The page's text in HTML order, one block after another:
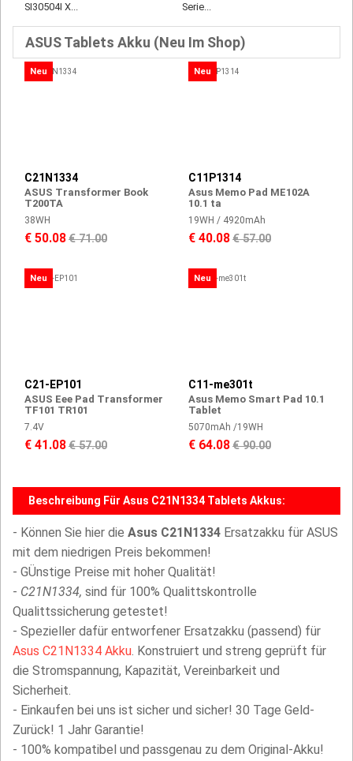
SI30504I X... Serie...
ASUS Tablets Akku (Neu Im Shop)
Neu
C21N1334
ASUS Transformer Book
T200TA
38WH
€ 50.08€ 71.00
Neu
C11P1314
Asus Memo Pad ME102A
10.1 ta
19WH / 4920mAh
€ 40.08€ 57.00
Neu
C21-EP101
ASUS Eee Pad Transformer
TF101 TR101
7.4V
€ 41.08€ 57.00
Neu
C11-me301t
Asus Memo Smart Pad 10.1
Tablet
5070mAh /19WH
€ 64.08€ 90.00
Beschreibung Für Asus C21N1334 Tablets Akkus:
- Können Sie hier die Asus C21N1334 Ersatzakku für ASUS
mit dem niedrigen Preis bekommen!
- GÜnstige Preise mit hoher Qualität!
- C21N1334, sind für 100% Qualittskontrolle
Qualittssicherung getestet!
- Spezieller dafür entworfener Ersatzakku (passend) für
Asus C21N1334 Akku. Konstruiert und streng geprüft für
die Stromspannung, Kapazität, Vereinbarkeit und
Sicherheit.
- Einkaufen bei uns ist sicher und sicher! 30 Tage Geld-
Zurück! 1 Jahr Garantie!
- 100% kompatibel und passgenau zu dem Original-Akku!